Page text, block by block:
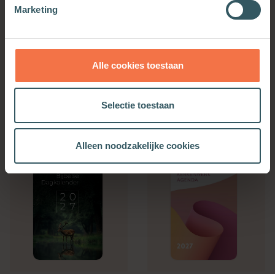
Marketing
Alle cookies toestaan
Selectie toestaan
Alleen noodzakelijke cookies
OOK INTERESSANT